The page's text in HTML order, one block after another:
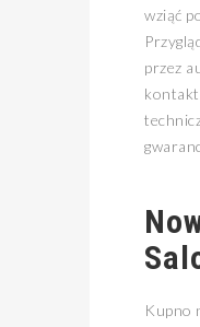
wziąć
przez
kontakt
Kupno